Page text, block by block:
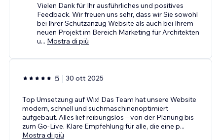
Vielen Dank für Ihr ausführliches und positives
Feedback. Wir freuen uns sehr, dass wir Sie sowohl
bei Ihrer Schutzanzug Website als auch bei Ihrem
neuen Projekt im Bereich Marketing für Architekten
u... Mostra di più
5 30 ott 2025
Top Umsetzung auf Wix! Das Team hat unsere Website
modern, schnell und suchmaschinenoptimiert
aufgebaut. Alles lief reibungslos – von der Planung bis
zum Go-Live. Klare Empfehlung für alle, die eine p...
Mostra di più